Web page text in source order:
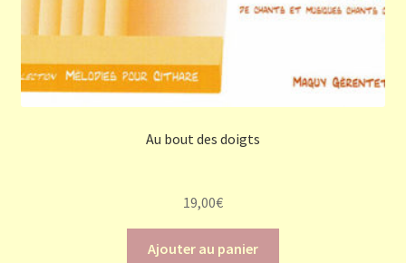
Au bout des doigts
19,00€
Ajouter au panier